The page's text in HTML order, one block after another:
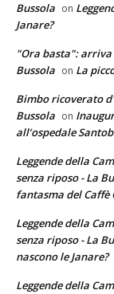
Bussola on
Janare?
"Ora basta": arriva
Bussola on La
Bimbo ricoverato
Bussola on
all’ospedale
Leggende della
senza riposo - La
fantasma del Caffè
Leggende della
senza riposo - La
nascono le Janare?
Leggende della